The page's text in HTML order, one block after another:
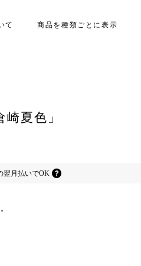
て 商品を種類ごとに表示
夏色」
翌月払いでOK